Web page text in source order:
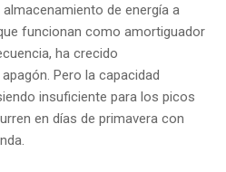
de energía a
funcionan como amortiguador
ha crecido
Pero la capacidad
insuficiente para los picos
en días de primavera con